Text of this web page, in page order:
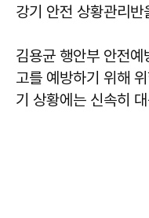
강기 안전 상황관리반
김용균 행안부 안전
고를 예방하기 위해
기 상황에는 신속히